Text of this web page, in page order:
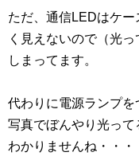
ただ、通信LEDはケ
く見えないので（光
しまってます。
代わりに電源ランプを
写真でぼんやり光って
わかりませんね・・・